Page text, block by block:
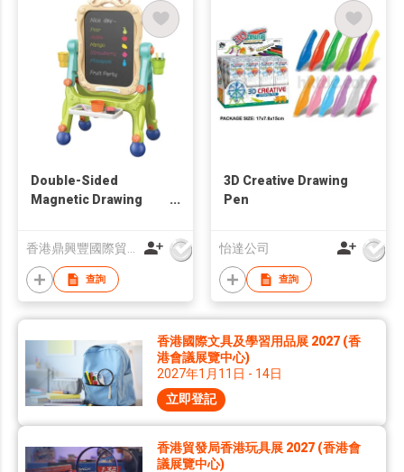
Double-Sided
Magnetic Drawing
香港鼎興豐國際貿易有限公司
查詢
3D Creative Drawing
Pen
怡達公司
查詢
香港國際文具及學習用品展 2027 (香
港會議展覽中心)
2027年1月11日 - 14日
立即登記
香港貿發局香港玩具展 2027 (香港會
議展覽中心)